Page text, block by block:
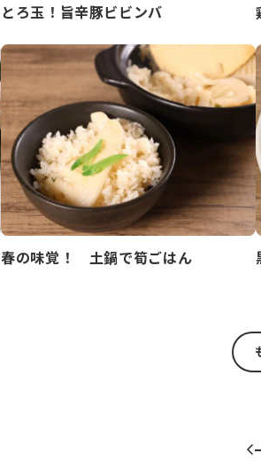
とろ玉！旨辛豚ビビンバ
春の味覚！ 土鍋で筍ごはん